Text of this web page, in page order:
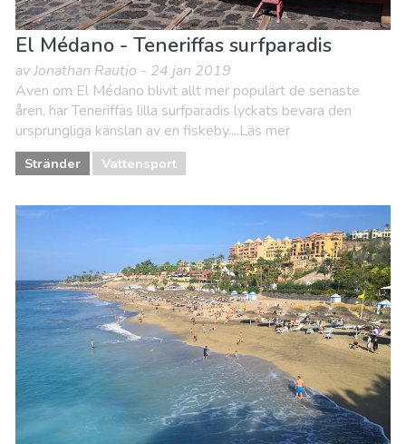
El Médano - Teneriffas surfparadis
av Jonathan Rautio - 24 jan 2019
Även om El Médano blivit allt mer populärt de senaste
åren, har Teneriffas lilla surfparadis lyckats bevara den
ursprungliga känslan av en fiskeby....Läs mer
Stränder Vattensport